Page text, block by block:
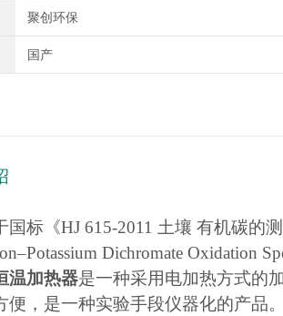
聚创环保
国产
国标《HJ 615-2011 土壤 有机碳的
Dichromate Oxidation
温加热器是一种采用电加热方式的
便，是一种实验手段仪器化的产品